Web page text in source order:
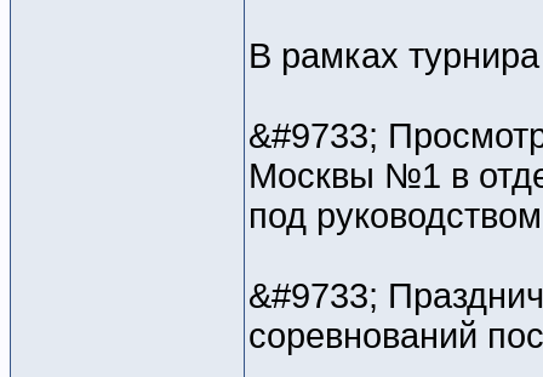
В рамках
&#9733;
Москвы №1 в
под
&#9733;
соревнований